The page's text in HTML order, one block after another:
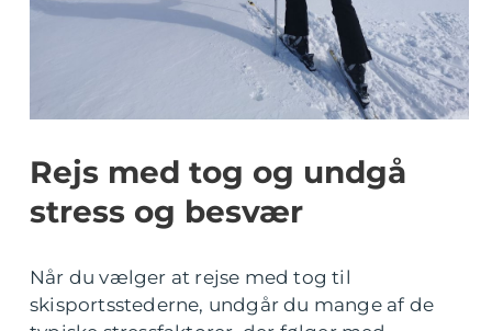
Rejs med tog og undgå
stress og besvær
Når du vælger at rejse med tog til
skisportsstederne, undgår du mange af de